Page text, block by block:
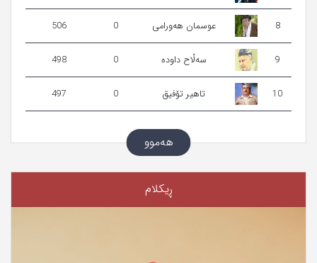
8 عوسمان ھەورامی 0
506
9 سەڵاح داودە 0
498
10 تاهیر تۆفیق 0
497
هەموو
ڕیکلام